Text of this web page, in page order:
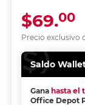
Precio exclusivo
$69.00
Saldo
Gana hasta el
Office Depot